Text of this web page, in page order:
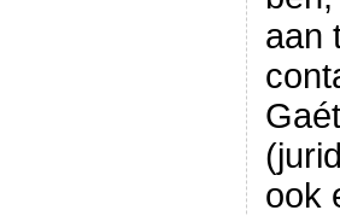
aan
ook